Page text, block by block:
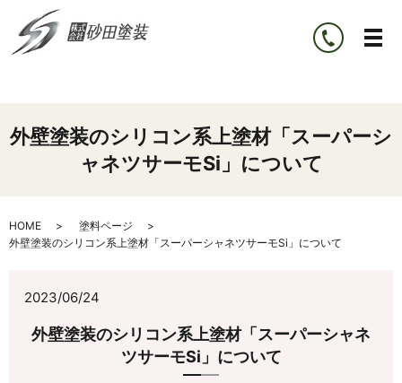
外壁塗装のシリコン系上塗材「スーパーシ
ャネツサーモSi」について
HOME
塗料ページ
外壁塗装のシリコン系上塗材「スーパーシャネツサーモSi」について
2023/06/24
外壁塗装のシリコン系上塗材「スーパーシャネ
ツサーモSi」について